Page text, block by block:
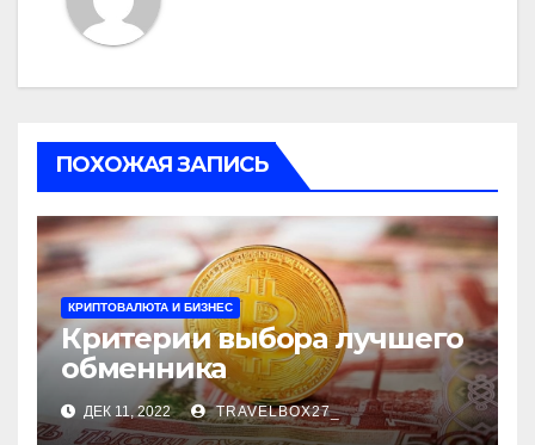
ПОХОЖАЯ ЗАПИСЬ
КРИПТОВАЛЮТА И БИЗНЕС
Критерии выбора лучшего
обменника
ДЕК 11, 2022 TRAVELBOX27_